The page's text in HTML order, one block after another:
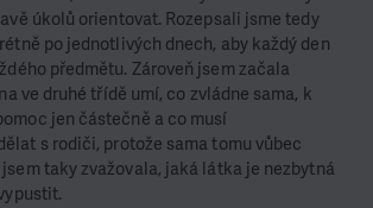
úkolů orientovat. Rozepsali jsme tedy
po jednotlivých dnech, aby každý den
předmětu. Zároveň jsem začala
ve druhé třídě umí, co zvládne sama, k
jen částečně a co musí
s rodiči, protože sama tomu vůbec
taky zvažovala, jaká látka je nezbytná